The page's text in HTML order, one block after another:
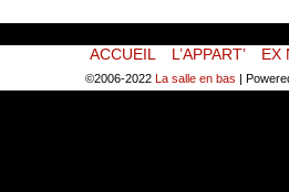
ACCUEIL L’APPART’ EX
©2006-2022 La salle en bas |